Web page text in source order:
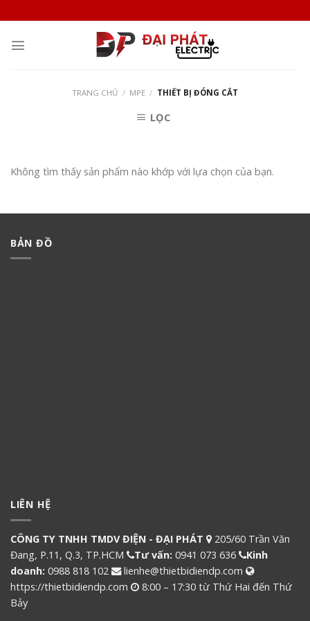
to
content
TRANG CHỦ / MPE / THIẾT BỊ ĐÓNG CẮT
LỌC
Không tìm thấy sản phẩm nào khớp với lựa chọn của bạn.
BẢN ĐỒ
LIÊN HỆ
CÔNG TY TNHH TMDV ĐIỆN - ĐẠI PHÁT
205/60 Trần Văn
Đang, P.11, Q.3, TP.HCM
Tư vấn: 0941 073 636
Kinh
doanh: 0988 818 102
lienhe@thietbidiendp.com
https://thietbidiendp.com
8:00 – 17:30 từ Thứ Hai đến Thứ
Bảy